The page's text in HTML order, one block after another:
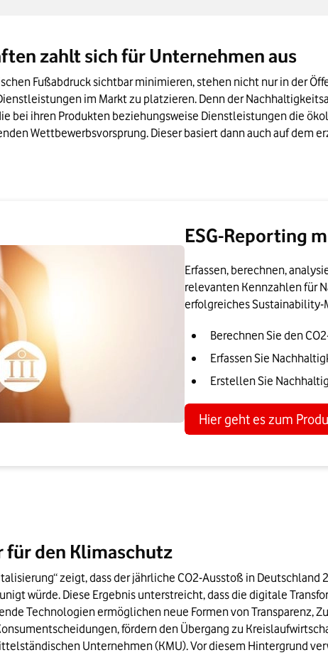
zahlt sich für Unternehmen aus
Fußabdruck sichtbar minimieren, stehen nicht nur in der
im Markt zu platzieren. Denn der
bei ihren Produkten beziehungsweise Dienstleistungen die
Wettbewerbsvorsprung. Dieser basiert dann auch auf dem
ESG-Reporting
Erfassen, berechnen,
relevanten Kennzahlen für
erfolgreiches Sustainability-
Berechnen Sie den
Erfassen Sie
Erstellen Sie
Hier geht es zum
den Klimaschutz
zeigt, dass der jährliche CO2-Ausstoß in
würde. Diese Ergebnis unterstreicht, dass die digitale
Technologien ermöglichen neue Formen von Transparenz,
fördern den Übergang zu
Unternehmen (KMU). Vor diesem Hintergrund